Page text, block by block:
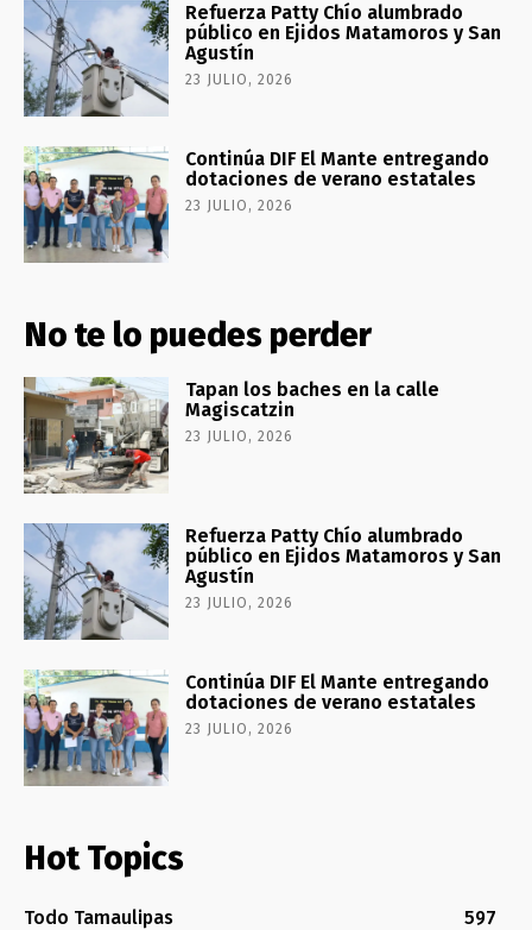
Refuerza Patty Chío alumbrado
público en Ejidos Matamoros y San
Agustín
23 JULIO, 2026
Continúa DIF El Mante entregando
dotaciones de verano estatales
23 JULIO, 2026
No te lo puedes perder
Tapan los baches en la calle
Magiscatzin
23 JULIO, 2026
Refuerza Patty Chío alumbrado
público en Ejidos Matamoros y San
Agustín
23 JULIO, 2026
Continúa DIF El Mante entregando
dotaciones de verano estatales
23 JULIO, 2026
Hot Topics
Todo Tamaulipas
597